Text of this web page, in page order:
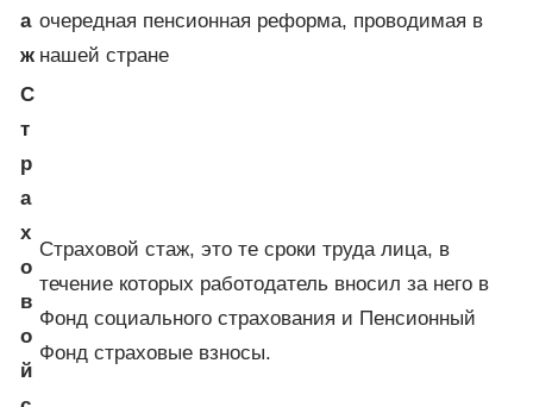
а
ж
очередная пенсионная реформа, проводимая в
нашей стране
С
т
р
а
х
о
в
о
й
Страховой стаж, это те сроки труда лица, в
течение которых работодатель вносил за него в
Фонд социального страхования и Пенсионный
Фонд страховые взносы.